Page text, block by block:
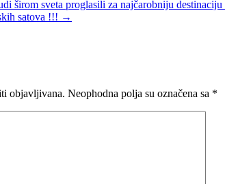
širom sveta proglasili za najčarobniju destinaciju
satova !!! →
objavljivana. Neophodna polja su označena sa *